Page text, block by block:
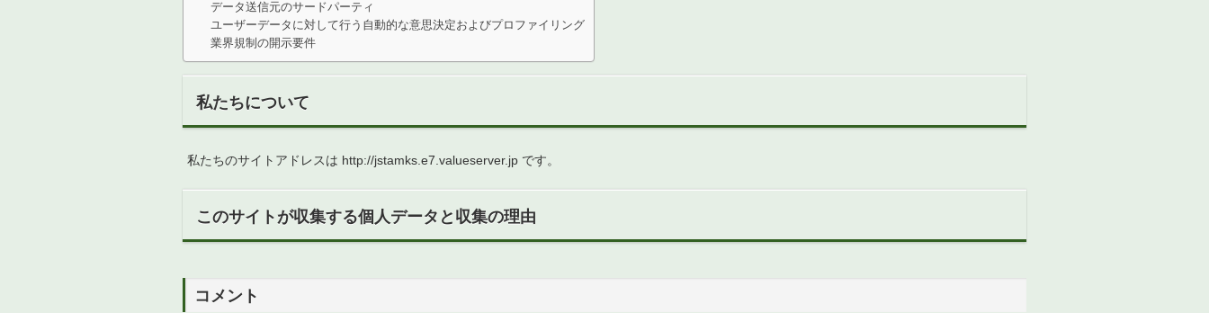
データ送信元のサードパーティ
ユーザーデータに対して行う自動的な意思決定およびプロファイリング
業界規制の開示要件
私たちについて
私たちのサイトアドレスは http://jstamks.e7.valueserver.jp です。
このサイトが収集する個人データと収集の理由
コメント